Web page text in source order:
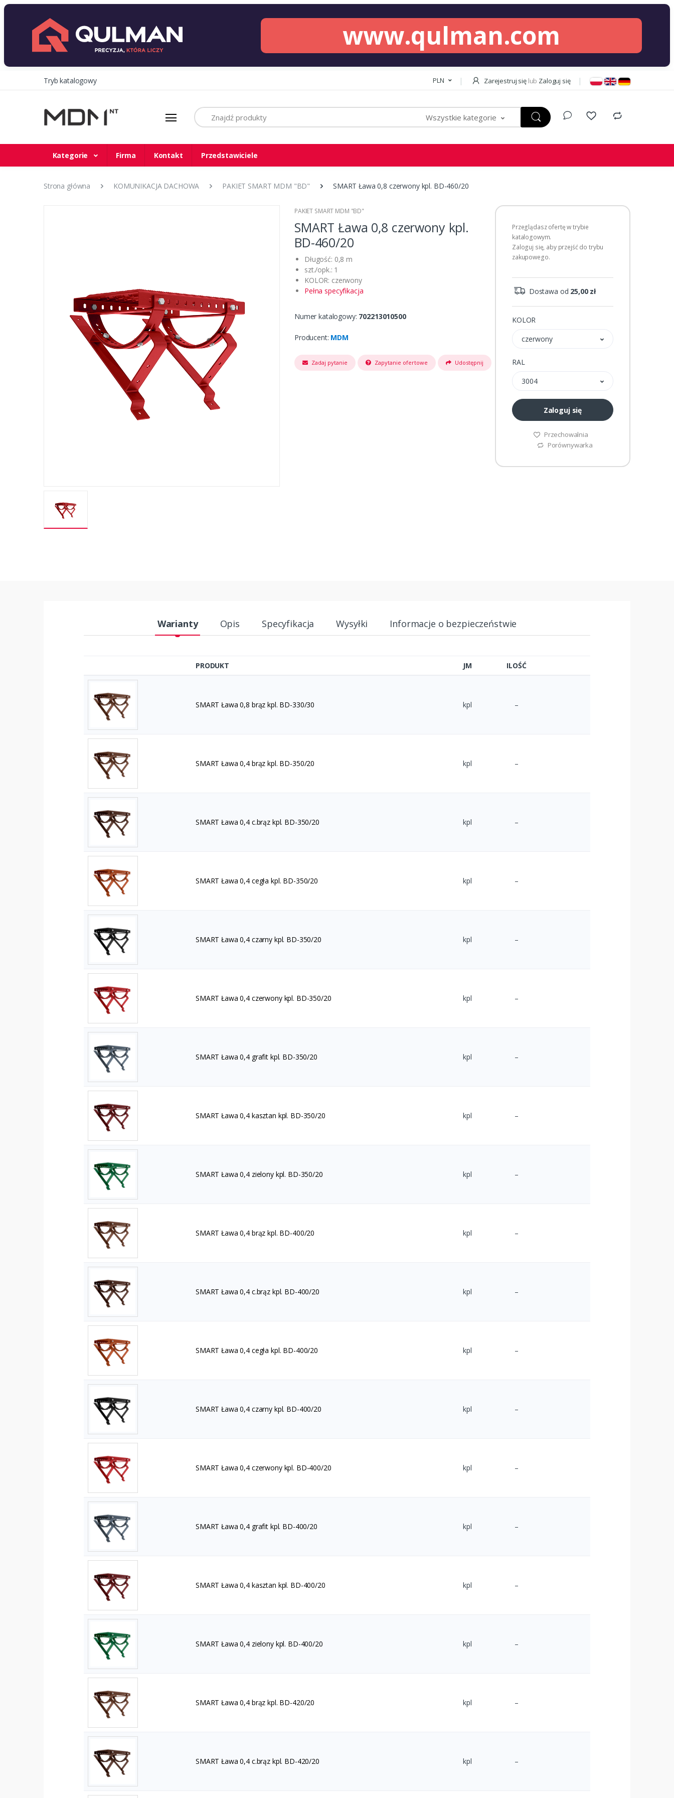
www.qulman.com
Tryb katalogowy PLN Zarejestruj się lub Zaloguj się
Szukaj
Wszystkie kategorie
Kategorie Firma Kontakt Przedstawiciele
Strona główna KOMUNIKACJA DACHOWA PAKIET SMART MDM "BD" SMART Ława 0,8 czerwony kpl. BD-460/20
PAKIET SMART MDM "BD"
SMART Ława 0,8 czerwony kpl.
BD-460/20
Długość: 0,8 m
szt./opk.: 1
KOLOR: czerwony
Pełna specyfikacja
Numer katalogowy: 702213010500
Producent: MDM
Zadaj pytanie Zapytanie ofertowe Udostępnij
Przeglądasz ofertę w trybie
katalogowym.
Zaloguj się, aby przejść do trybu
zakupowego.
Dostawa od 25,00 zł
KOLOR
czerwony
RAL
3004
Zaloguj się
Przechowalnia
Porównywarka
Warianty Opis Specyfikacja Wysyłki Informacje o bezpieczeństwie
PRODUKT JM ILOŚĆ
SMART Ława 0,8 brąz kpl. BD-330/30 kpl –
SMART Ława 0,4 brąz kpl. BD-350/20 kpl –
SMART Ława 0,4 c.brąz kpl. BD-350/20 kpl –
SMART Ława 0,4 cegła kpl. BD-350/20 kpl –
SMART Ława 0,4 czarny kpl. BD-350/20 kpl –
SMART Ława 0,4 czerwony kpl. BD-350/20 kpl –
SMART Ława 0,4 grafit kpl. BD-350/20 kpl –
SMART Ława 0,4 kasztan kpl. BD-350/20 kpl –
SMART Ława 0,4 zielony kpl. BD-350/20 kpl –
SMART Ława 0,4 brąz kpl. BD-400/20 kpl –
SMART Ława 0,4 c.brąz kpl. BD-400/20 kpl –
SMART Ława 0,4 cegła kpl. BD-400/20 kpl –
SMART Ława 0,4 czarny kpl. BD-400/20 kpl –
SMART Ława 0,4 czerwony kpl. BD-400/20 kpl –
SMART Ława 0,4 grafit kpl. BD-400/20 kpl –
SMART Ława 0,4 kasztan kpl. BD-400/20 kpl –
SMART Ława 0,4 zielony kpl. BD-400/20 kpl –
SMART Ława 0,4 brąz kpl. BD-420/20 kpl –
SMART Ława 0,4 c.brąz kpl. BD-420/20 kpl –